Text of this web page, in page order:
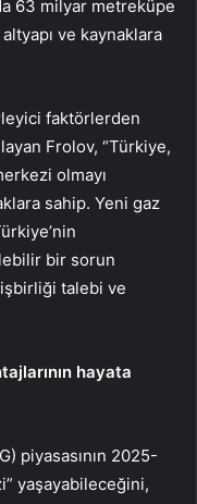
63 milyar metreküpe
ve kaynaklara
faktörlerden
Frolov, “Türkiye,
olmayı
sahip. Yeni gaz
bir sorun
talebi ve
hayata
piyasasının 2025-
yaşayabileceğini,